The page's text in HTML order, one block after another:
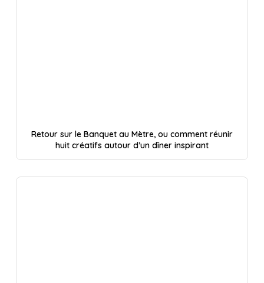
Retour sur le Banquet au Mètre, ou comment réunir
huit créatifs autour d’un dîner inspirant